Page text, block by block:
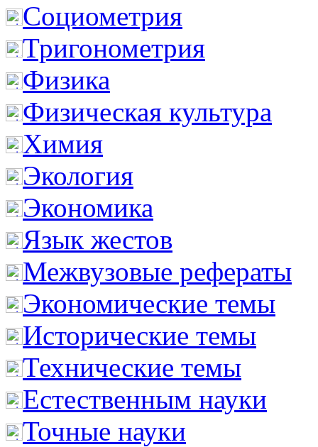
Социометрия
Тригонометрия
Физика
Физическая культура
Химия
Экология
Экономика
Язык жестов
Межвузовые рефераты
Экономические темы
Исторические темы
Технические темы
Естественным науки
Точные науки